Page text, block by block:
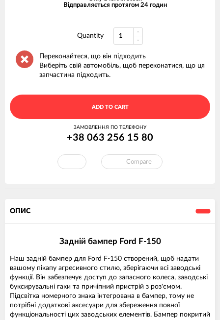
Відправляється протягом 24 годин
Quantity
Переконайтеся, що він підходить
Виберіть свій автомобіль, щоб переконатися, що ця
запчастина підходить.
ADD TO CART
ЗАМОВЛЕННЯ ПО ТЕЛЕФОНУ
+38 063 256 15 80
Compare
ОПИС
Задній бампер Ford F-150
Наш задній бампер для Ford F-150 створений, щоб надати
вашому пікапу агресивного стилю, зберігаючи всі заводські
функції. Він забезпечує доступ до запасного колеса, заводські
буксирувальні гаки та причіпний пристрій з роз'ємом.
Підсвітка номерного знака інтегрована в бампер, тому не
потрібні додаткові аксесуари для збереження повної
функціональності цих заводських елементів. Бампер покритий